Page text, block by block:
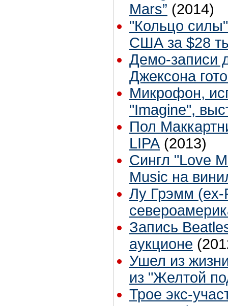
Mars” (2014)
"Кольцо
США за $28
Демо-записи
Джексона
Микрофон,
"Imagine",
Пол
LIPA (2013)
Сингл "Love
Music на
Лу Грэмм (ex-
Запись
аукционе
Ушел из
из "Желтой
Трое экс-